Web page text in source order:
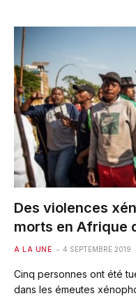
Des violences
morts en Afrique
A LA UNE 4 SEPTEMBRE 2019
Cinq personnes ont été
dans les émeutes